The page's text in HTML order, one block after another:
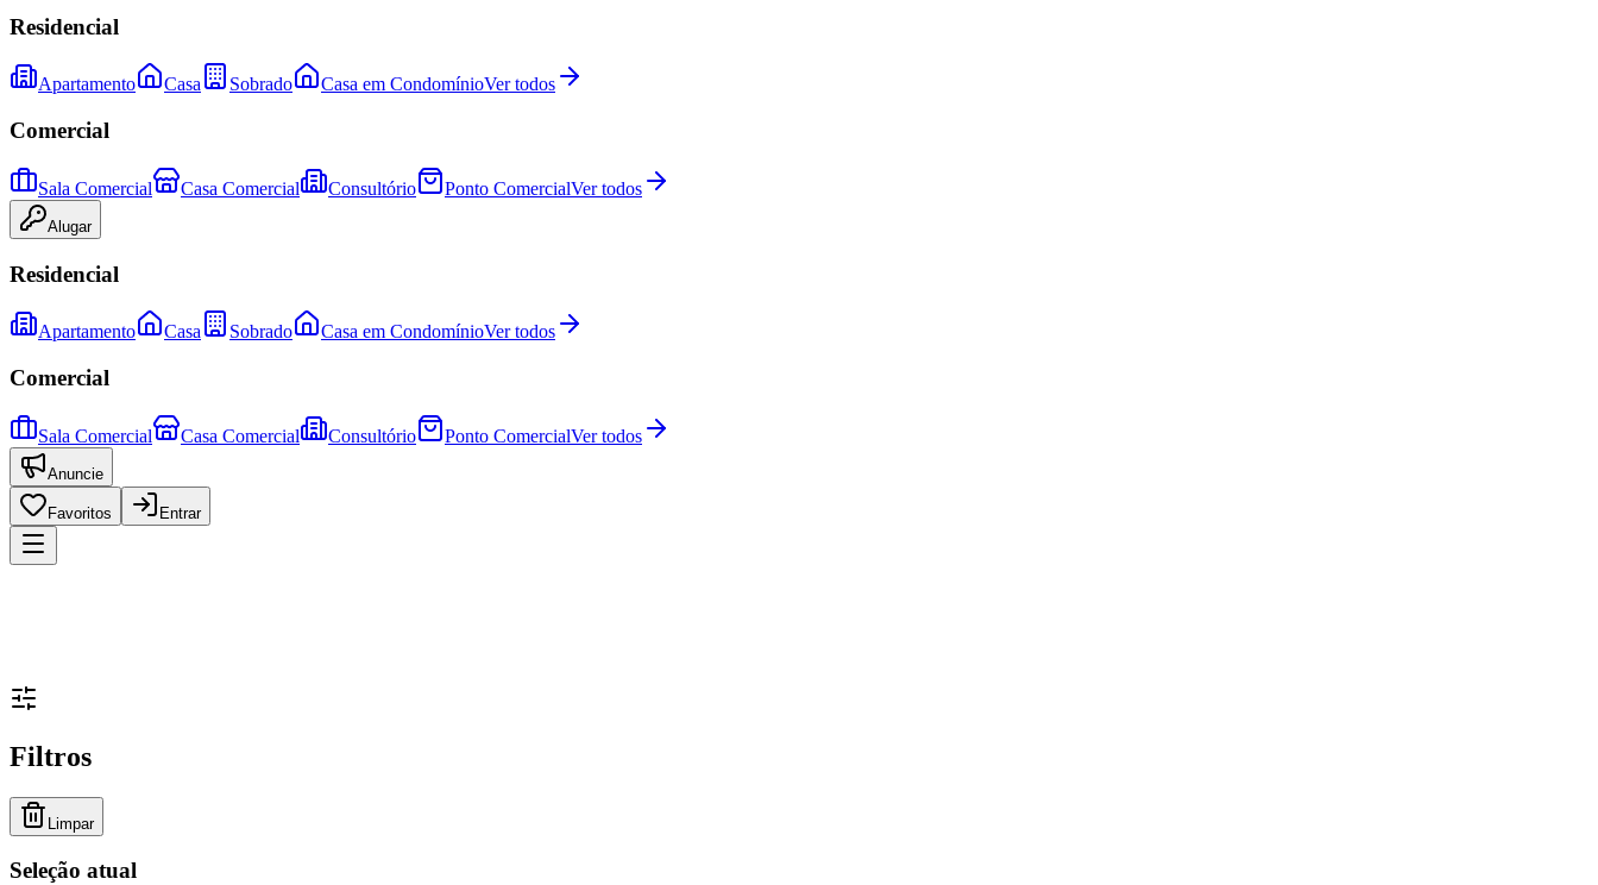
Residencial
Apartamento Casa Sobrado Casa em CondomínioVer todos
Comercial
Sala Comercial Casa Comercial Consultório Ponto ComercialVer todos
Alugar
Residencial
Apartamento Casa Sobrado Casa em CondomínioVer todos
Comercial
Sala Comercial Casa Comercial Consultório Ponto ComercialVer todos
Anuncie
Favoritos Entrar
Filtros
Limpar
Seleção atual